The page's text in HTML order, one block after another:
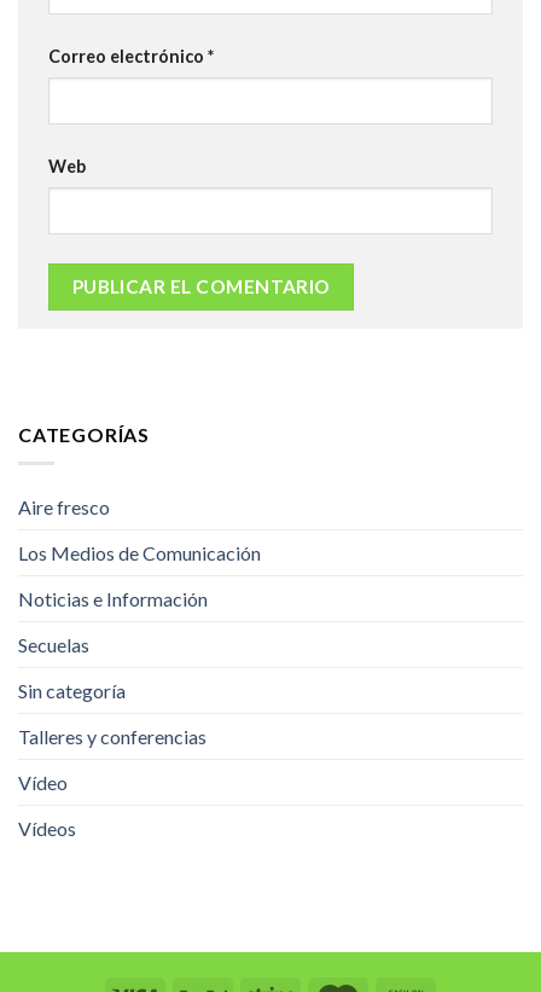
Correo electrónico *
Web
CATEGORÍAS
Aire fresco
Los Medios de Comunicación
Noticias e Información
Secuelas
Sin categoría
Talleres y conferencias
Vídeo
Vídeos